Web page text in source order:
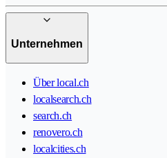
Unternehmen
Über local.ch
localsearch.ch
search.ch
renovero.ch
localcities.ch